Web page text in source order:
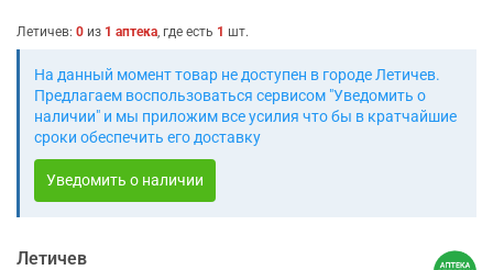
Летичев: 0 из 1 аптека, где есть 1 шт.
На данный момент товар не доступен в городе Летичев.
Предлагаем воспользоваться сервисом "Уведомить о
наличии" и мы приложим все усилия что бы в кратчайшие
сроки обеспечить его доставку
Уведомить о наличии
Летичев